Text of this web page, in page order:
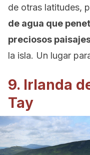
de otras latitudes,
de agua que
preciosos
la isla. Un lugar
9. Irlanda
Tay